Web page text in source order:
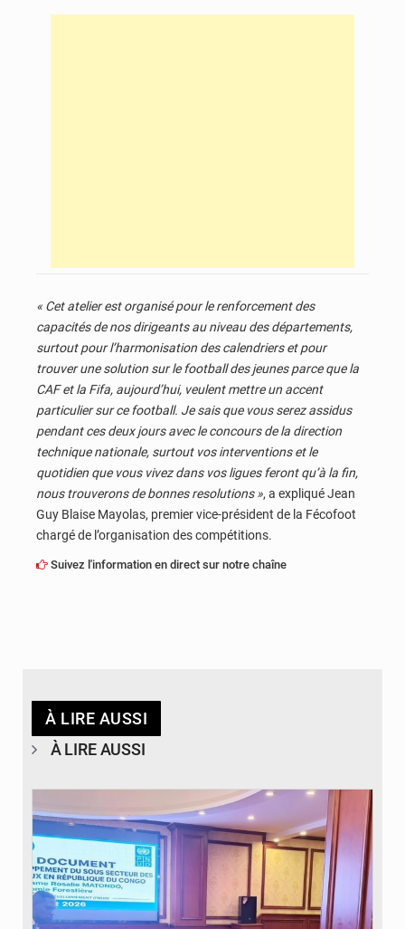
« Cet atelier est organisé pour le renforcement des
capacités de nos dirigeants au niveau des départements,
surtout pour l’harmonisation des calendriers et pour
trouver une solution sur le football des jeunes parce que la
CAF et la Fifa, aujourd’hui, veulent mettre un accent
particulier sur ce football. Je sais que vous serez assidus
pendant ces deux jours avec le concours de la direction
technique nationale, surtout vos interventions et le
quotidien que vous vivez dans vos ligues feront qu’à la fin,
nous trouverons de bonnes resolutions », a expliqué Jean
Guy Blaise Mayolas, premier vice-président de la Fécofoot
chargé de l’organisation des compétitions.
Suivez l'information en direct sur notre chaîne
À LIRE AUSSI
À LIRE AUSSI